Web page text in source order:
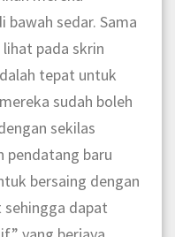
bawah sedar. Sama
pada skrin
tepat untuk
sudah boleh
sekilas
pendatang baru
bersaing dengan
dapat